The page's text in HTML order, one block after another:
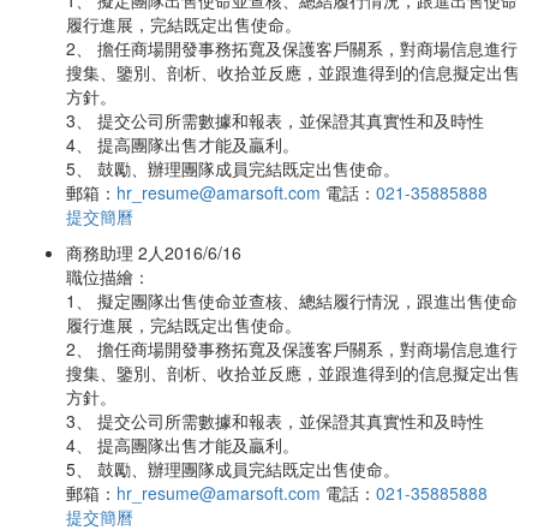
履行進展，完結既定出售使命。
2、 擔任商場開發事務拓寬及保護客戶關系，對商場信息進行
搜集、鑒別、剖析、收拾並反應，並跟進得到的信息擬定出售
方針。
3、 提交公司所需數據和報表，並保證其真實性和及時性
4、 提高團隊出售才能及贏利。
5、 鼓勵、辦理團隊成員完結既定出售使命。
郵箱： hr_resume@amarsoft.com 電話： 021-35885888
提交簡曆
商務助理 2人2016/6/16
職位描繪：
1、 擬定團隊出售使命並查核、總結履行情況，跟進出售使命
履行進展，完結既定出售使命。
2、 擔任商場開發事務拓寬及保護客戶關系，對商場信息進行
搜集、鑒別、剖析、收拾並反應，並跟進得到的信息擬定出售
方針。
3、 提交公司所需數據和報表，並保證其真實性和及時性
4、 提高團隊出售才能及贏利。
5、 鼓勵、辦理團隊成員完結既定出售使命。
郵箱： hr_resume@amarsoft.com 電話： 021-35885888
提交簡曆